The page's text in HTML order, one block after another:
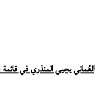
العُماني يحيي المنذري في قائمة